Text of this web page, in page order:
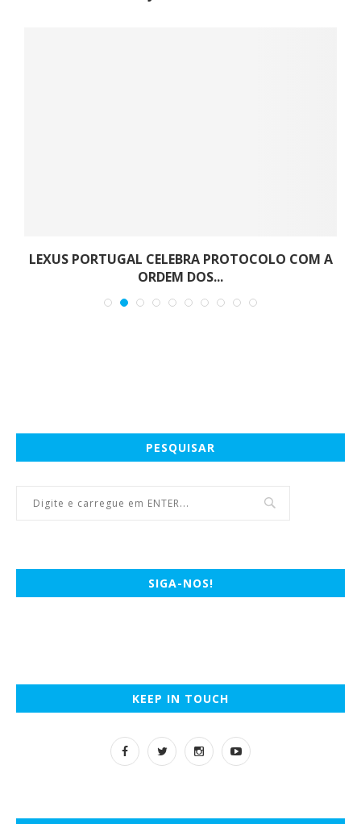
LEXUS PORTUGAL CELEBRA PROTOCOLO COM A
ORDEM DOS...
PESQUISAR
SIGA-NOS!
KEEP IN TOUCH